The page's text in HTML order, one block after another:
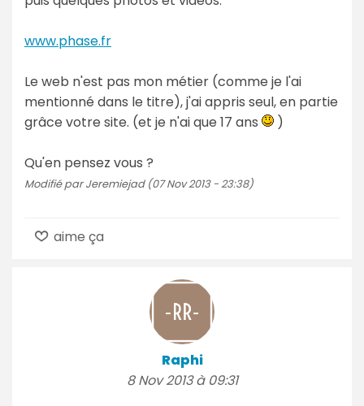
www.phase.fr
Le web n'est pas mon métier (comme je l'ai
mentionné dans le titre), j'ai appris seul, en partie
grâce votre site. (et je n'ai que 17 ans
)
Qu'en pensez vous ?
Modifié par Jeremiejad (07 Nov 2013 - 23:38)
aime ça
Raphi
8 Nov 2013 à 09:31